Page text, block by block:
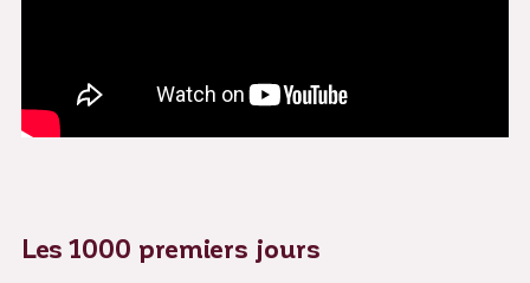
Les 1000 premiers jours